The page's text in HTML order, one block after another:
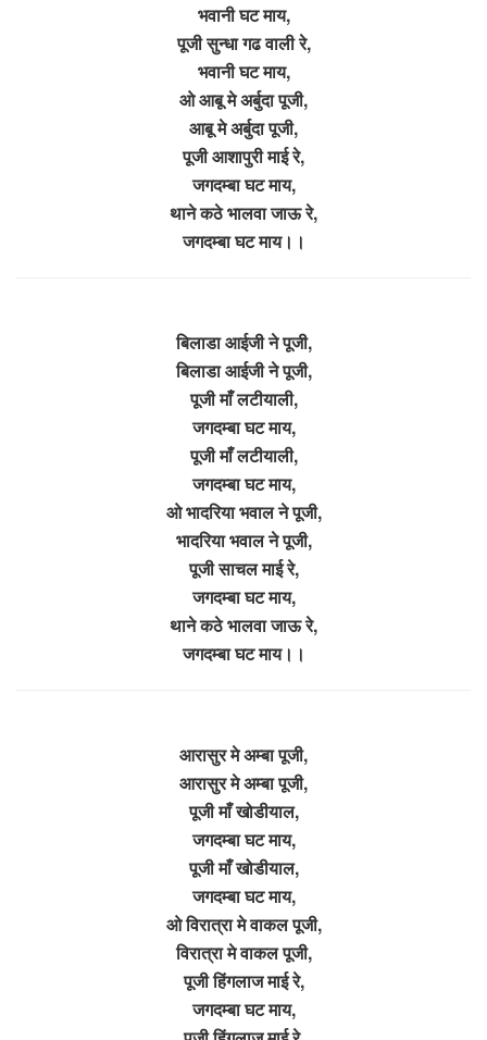
भवानी घट माय,
पूजी सुन्धा गढ वाली रे,
भवानी घट माय,
ओ आबू मे अर्बुदा पूजी,
आबू मे अर्बुदा पूजी,
पूजी आशापुरी माई रे,
जगदम्बा घट माय,
थाने कठे भालवा जाऊ रे,
जगदम्बा घट माय।।
बिलाडा आईजी ने पूजी,
बिलाडा आईजी ने पूजी,
पूजी माँ लटीयाली,
जगदम्बा घट माय,
पूजी माँ लटीयाली,
जगदम्बा घट माय,
ओ भादरिया भवाल ने पूजी,
भादरिया भवाल ने पूजी,
पूजी साचल माई रे,
जगदम्बा घट माय,
थाने कठे भालवा जाऊ रे,
जगदम्बा घट माय।।
आरासुर मे अम्बा पूजी,
आरासुर मे अम्बा पूजी,
पूजी माँ खोडीयाल,
जगदम्बा घट माय,
पूजी माँ खोडीयाल,
जगदम्बा घट माय,
ओ विरात्रा मे वाकल पूजी,
विरात्रा मे वाकल पूजी,
पूजी हिंगलाज माई रे,
जगदम्बा घट माय,